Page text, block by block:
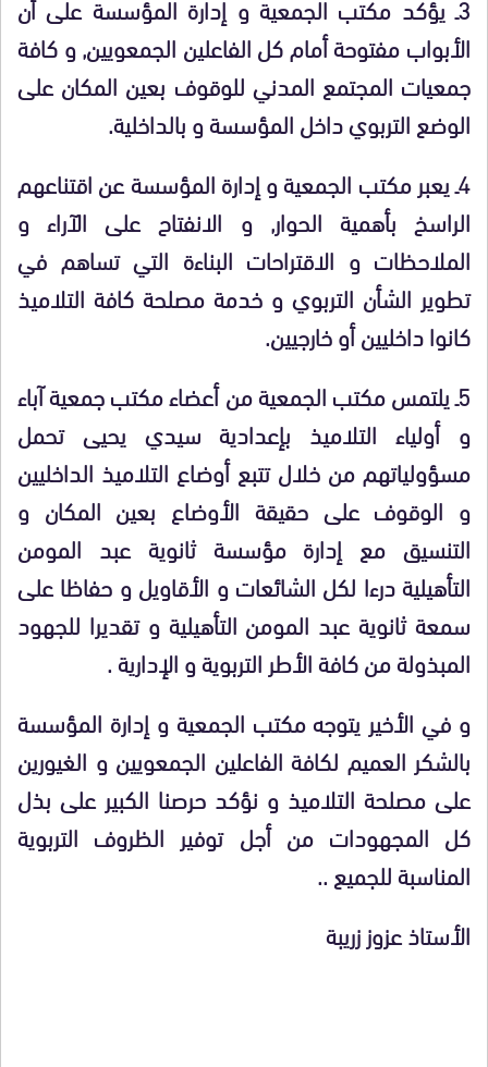
الأبواب مفتوحة أمام كل الفاعلين الجمعويين, و كافة
جمعيات المجتمع المدني للوقوف بعين المكان على
الوضع التربوي داخل المؤسسة و بالداخلية.
4ـ يعبر مكتب الجمعية و إدارة المؤسسة عن اقتناعهم
الراسخ بأهمية الحوار, و الانفتاح على الآراء و
الملاحظات و الاقتراحات البناءة التي تساهم في
تطوير الشأن التربوي و خدمة مصلحة كافة التلاميذ
كانوا داخليين أو خارجيين.
5ـ يلتمس مكتب الجمعية من أعضاء مكتب جمعية آباء
و أولياء التلاميذ بإعدادية سيدي يحيى تحمل
مسؤولياتهم من خلال تتبع أوضاع التلاميذ الداخليين
و الوقوف على حقيقة الأوضاع بعين المكان و
التنسيق مع إدارة مؤسسة ثانوية عبد المومن
التأهيلية درءا لكل الشائعات و الأقاويل و حفاظا على
سمعة ثانوية عبد المومن التأهيلية و تقديرا للجهود
المبذولة من كافة الأطر التربوية و الإدارية .
و في الأخير يتوجه مكتب الجمعية و إدارة المؤسسة
بالشكر العميم لكافة الفاعلين الجمعويين و الغيورين
على مصلحة التلاميذ و نؤكد حرصنا الكبير على بذل
كل المجهودات من أجل توفير الظروف التربوية
المناسبة للجميع ..
الأستاذ عزوز زريبة